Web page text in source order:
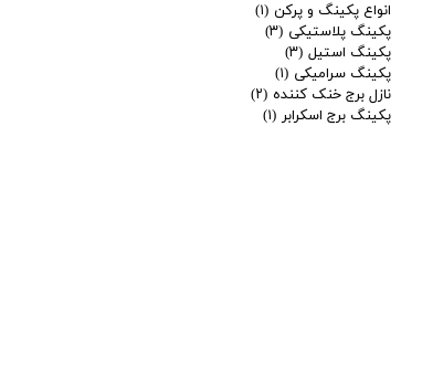
انواع پکینگ و پرکن (۱)
پکینگ پلاستیکی (۳)
پکینگ استیل (۳)
پکینگ سرامیکی (۱)
نازل برج خنک کننده (۲)
پکینگ برج اسکرابر (۱)